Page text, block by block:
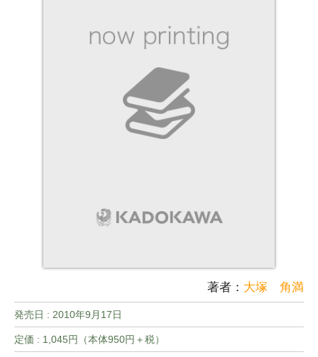
著者： 大塚 角満
発売日 : 2010年9月17日
定価 : 1,045円（本体950円＋税）